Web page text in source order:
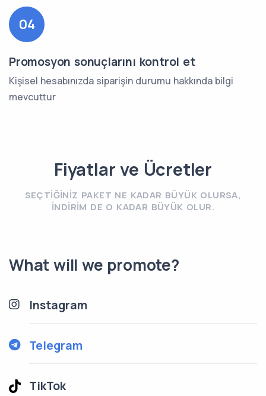
04
Promosyon sonuçlarını kontrol et
Kişisel hesabınızda siparişin durumu hakkında bilgi
mevcuttur
Fiyatlar ve Ücretler
SEÇTIĞINIZ PAKET NE KADAR BÜYÜK OLURSA,
INDIRIM DE O KADAR BÜYÜK OLUR.
What will we promote?
Instagram
Telegram
TikTok